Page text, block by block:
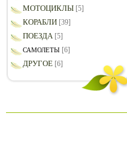
МОТОЦИКЛЫ [5]
КОРАБЛИ [39]
ПОЕЗДА [5]
САМОЛЕТЫ [6]
ДРУГОЕ [6]